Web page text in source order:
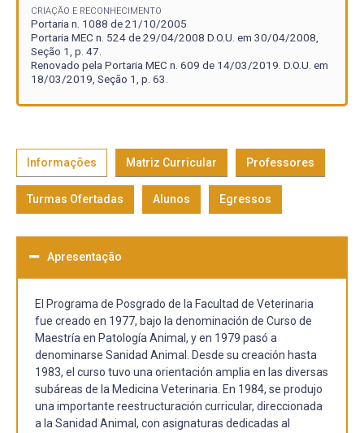
CRIAÇÃO E RECONHECIMENTO
Portaria n. 1088 de 21/10/2005
Portaria MEC n. 524 de 29/04/2008 D.O.U. em 30/04/2008,
Seção 1, p. 47.
Renovado pela Portaria MEC n. 609 de 14/03/2019. D.O.U. em
18/03/2019, Seção 1, p. 63.
Informações Matriz Curricular Professores
Turmas Ofertadas Alunos Egressos
Apresentação
El Programa de Posgrado de la Facultad de Veterinaria
fue creado en 1977, bajo la denominación de Curso de
Maestría en Patología Animal, y en 1979 pasó a
denominarse Sanidad Animal. Desde su creación hasta
1983, el curso tuvo una orientación amplia en las diversas
subáreas de la Medicina Veterinaria. En 1984, se produjo
una importante reestructuración curricular, direccionada
a la Sanidad Animal, con asignaturas dedicadas al